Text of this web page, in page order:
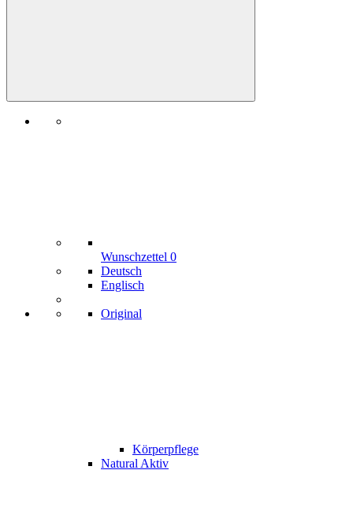
Wunschzettel 0
Deutsch
Englisch
Original
Körperpflege
Natural Aktiv